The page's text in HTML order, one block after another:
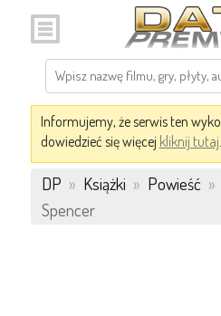
Informujemy, że serwis ten
dowiedzieć się więcej kliknij tutaj.
DP » Książki » Powieść »
Spencer